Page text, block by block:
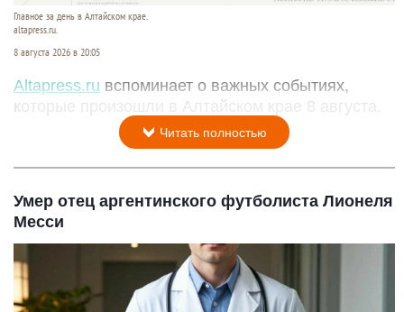
Главное за день в Алтайском крае.
altapress.ru.
8 августа 2026 в 20:05
Altapress.ru вспоминает о важных событиях,
которые произошли в Алтайском крае 8 августа.
Читать полностью
Умер отец аргентинского футболиста Лионеля
Месси